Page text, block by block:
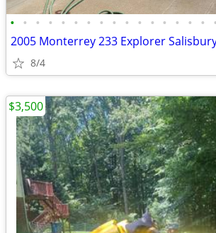
• • • • • • • • • • • • • • • • •
2005 Monterrey 233 Explorer
8/4
$3,500